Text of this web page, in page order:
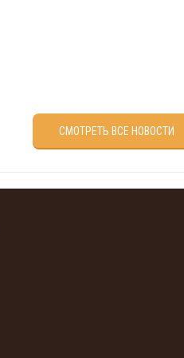
СМОТРЕТЬ ВСЕ НОВОСТИ